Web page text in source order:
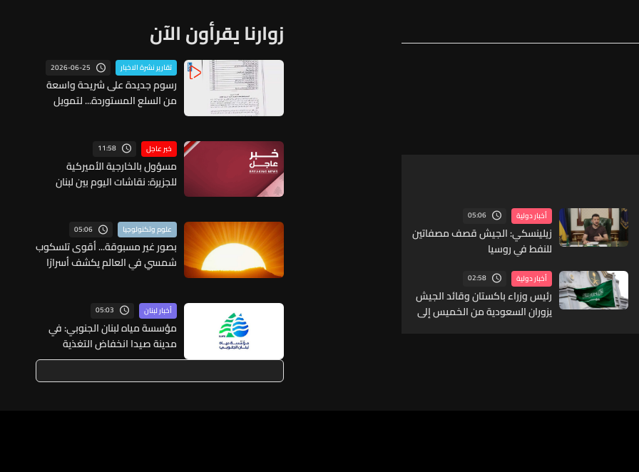
أخبار دولية 05:06
زيلينسكي: الجيش قصف مصفاتين
للنفط في روسيا
أخبار دولية 02:58
رئيس وزراء باكستان وقائد الجيش
يزوران السعودية من الخميس إلى
زوارنا يقرأون الآن
تقارير نشرة الاخبار 2026-06-25
رسوم جديدة على شريحة واسعة
من السلع المستوردة... لتمويل
خبر عاجل 11:58
مسؤول بالخارجية الأميركية
للجزيرة: نقاشات اليوم بين لبنان
مفاوضات روما بين لبنان وإسرائيل
اختتمت مبكرا اليوم بسبب تطورات
ميدانية
علوم وتكنولوجيا 05:06
بصور غير مسبوقة... أقوى تلسكوب
شمسي في العالم يكشف أسرارًا
أخبار لبنان 05:03
مؤسسة مياه لبنان الجنوبي: في
مدينة صيدا انخفاض التغذية
بالمياه